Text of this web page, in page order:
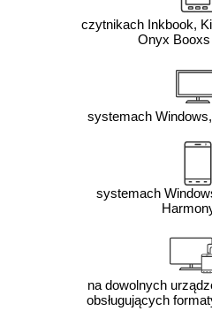
czytnikach Inkbook,
Onyx
systemach
systemach
na dowolnych
obsługujących